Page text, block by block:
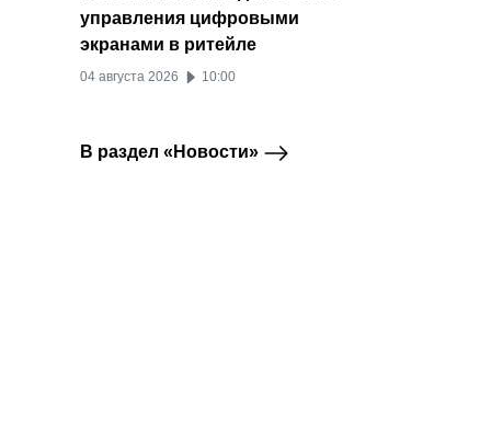
управления цифровыми
экранами в ритейле
04 августа 2026 10:00
В раздел «Новости»